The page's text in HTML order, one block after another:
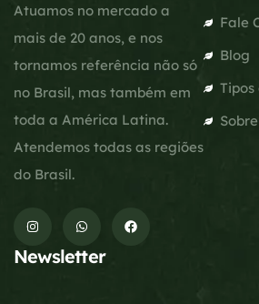
Atuamos no mercado a
mais de 20 anos, e nos
tornamos referência não só
no Brasil, mas também em
toda a América Latina.
Atendemos todas as regiões
do Brasil.
Fale
Blog
Tipos
Newsletter